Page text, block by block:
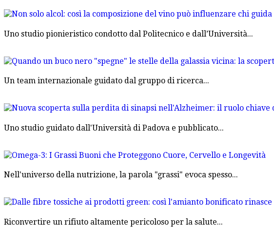
Uno studio pionieristico condotto dal Politecnico e dall’Università...
Un team internazionale guidato dal gruppo di ricerca...
Uno studio guidato dall'Università di Padova e pubblicato...
Nell'universo della nutrizione, la parola "grassi" evoca spesso...
Riconvertire un rifiuto altamente pericoloso per la salute...